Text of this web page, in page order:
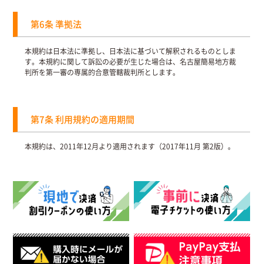
第6条 準拠法
本規約は日本法に準拠し、日本法に基づいて解釈されるものとしま
す。本規約に関して訴訟の必要が生じた場合は、名古屋簡易地方裁
判所を第一審の専属的合意管轄裁判所とします。
第7条 利用規約の適用期間
本規約は、2011年12月より適用されます（2017年11月 第2版）。